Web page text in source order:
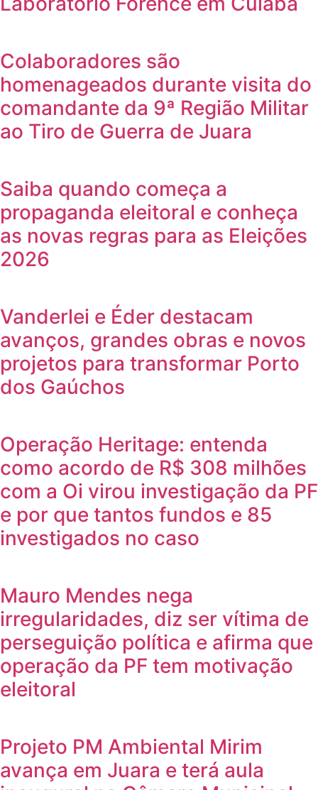
Colaboradores são
homenageados durante visita do
comandante da 9ª Região Militar
ao Tiro de Guerra de Juara
Saiba quando começa a
propaganda eleitoral e conheça
as novas regras para as Eleições
2026
Vanderlei e Éder destacam
avanços, grandes obras e novos
projetos para transformar Porto
dos Gaúchos
Operação Heritage: entenda
como acordo de R$ 308 milhões
com a Oi virou investigação da PF
e por que tantos fundos e 85
investigados no caso
Mauro Mendes nega
irregularidades, diz ser vítima de
perseguição política e afirma que
operação da PF tem motivação
eleitoral
Projeto PM Ambiental Mirim
avança em Juara e terá aula